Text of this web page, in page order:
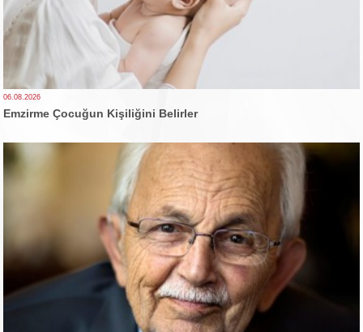
06.08.2026
Emzirme Çocuğun Kişiliğini Belirler